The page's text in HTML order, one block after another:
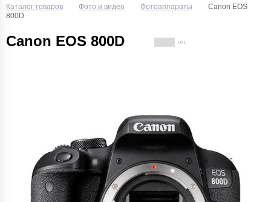
Каталог товаров Фото и видео Фотоаппараты
Canon EOS
800D
Canon EOS 800D ( 0 )